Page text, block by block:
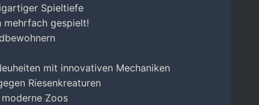
Spieltiefe
mehrfach gespielt!
mit innovativen Mechaniken
Riesenkreaturen
Zoos